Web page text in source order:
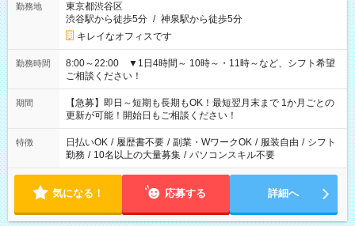
勤務地
東京都渋谷区
渋谷駅から徒歩5分 / 神泉駅から徒歩5分
キレイなオフィスです
勤務時間
8:00～22:00 ▼1日4時間～ 10時～・11時～など、シフト希望
ご相談ください！
期間
【急募】即日～短期も長期もOK！最短翌月末まで 1か月ごとの
更新が可能！開始日もご相談ください！
特徴 日払いOK / 履歴書不要 / 副業・WワークOK / 服装自由 / シフト
勤務 / 10名以上の大量募集 / パソコンスキル不要
気になる！ 応募する 詳細へ